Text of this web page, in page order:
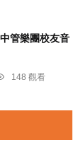
管樂團校友音
148 觀看